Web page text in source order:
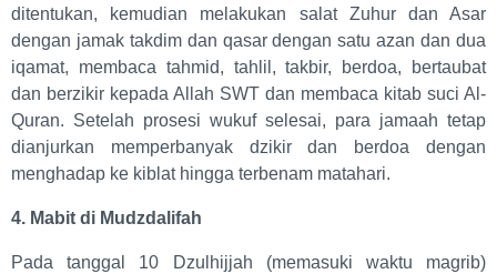
ditentukan, kemudian melakukan salat Zuhur dan Asar
dengan jamak takdim dan qasar dengan satu azan dan dua
iqamat, membaca tahmid, tahlil, takbir, berdoa, bertaubat
dan berzikir kepada Allah SWT dan membaca kitab suci Al-
Quran. Setelah prosesi wukuf selesai, para jamaah tetap
dianjurkan memperbanyak dzikir dan berdoa dengan
menghadap ke kiblat hingga terbenam matahari.
4. Mabit di Mudzdalifah
Pada tanggal 10 Dzulhijjah (memasuki waktu magrib)